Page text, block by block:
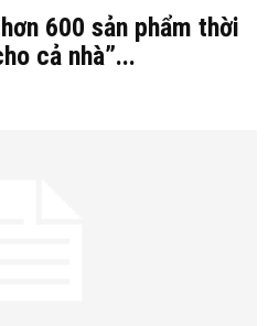
600 sản phẩm thời
cả nhà”...